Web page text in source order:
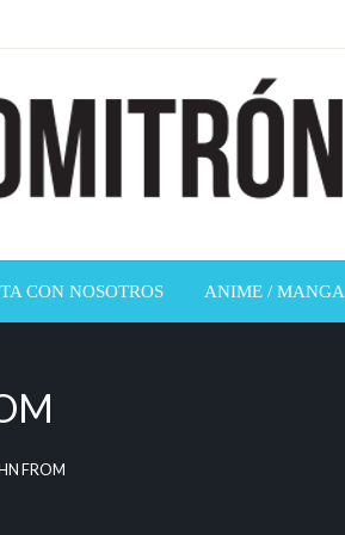
CON NOSOTROS ANIME / MANGA
FROM